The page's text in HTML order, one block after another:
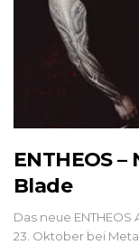
ENTHEOS
Blade
Das neue
23. Oktober bei